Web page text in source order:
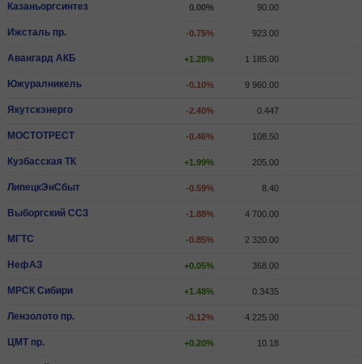
Казаньоргсинтез 0.00% 90.00
Ижсталь пр. -0.75% 923.00
Авангард АКБ +1.28% 1 185.00
Южуралникель -0.10% 9 960.00
Якутскэнерго -2.40% 0.447
МОСТОТРЕСТ -0.46% 108.50
Кузбасская ТК +1.99% 205.00
ЛипецкЭнСбыт -0.59% 8.40
Выборгский ССЗ -1.88% 4 700.00
МГТС -0.85% 2 320.00
НефАЗ +0.05% 368.00
МРСК Сибири +1.48% 0.3435
Лензолото пр. -0.12% 4 225.00
ЦМТ пр. +0.20% 10.18